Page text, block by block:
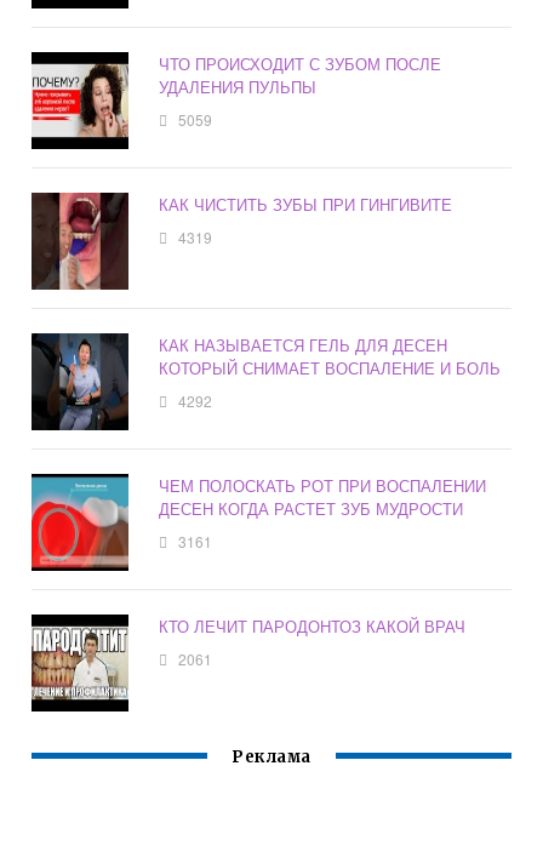
ЧТО ПРОИСХОДИТ С ЗУБОМ ПОСЛЕ
УДАЛЕНИЯ ПУЛЬПЫ
5059
КАК ЧИСТИТЬ ЗУБЫ ПРИ ГИНГИВИТЕ
4319
КАК НАЗЫВАЕТСЯ ГЕЛЬ ДЛЯ ДЕСЕН
КОТОРЫЙ СНИМАЕТ ВОСПАЛЕНИЕ И БОЛЬ
4292
ЧЕМ ПОЛОСКАТЬ РОТ ПРИ ВОСПАЛЕНИИ
ДЕСЕН КОГДА РАСТЕТ ЗУБ МУДРОСТИ
3161
КТО ЛЕЧИТ ПАРОДОНТОЗ КАКОЙ ВРАЧ
2061
Реклама